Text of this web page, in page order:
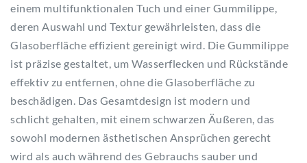
einem multifunktionalen Tuch und einer Gummilippe,
deren Auswahl und Textur gewährleisten, dass die
Glasoberfläche effizient gereinigt wird. Die Gummilippe
ist präzise gestaltet, um Wasserflecken und Rückstände
effektiv zu entfernen, ohne die Glasoberfläche zu
beschädigen. Das Gesamtdesign ist modern und
schlicht gehalten, mit einem schwarzen Äußeren, das
sowohl modernen ästhetischen Ansprüchen gerecht
wird als auch während des Gebrauchs sauber und